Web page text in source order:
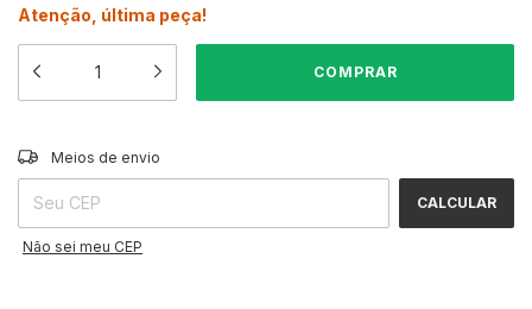
Atenção, última peça!
Entregas para o CEP:
Meios de envio
CALCULAR
Não sei meu CEP